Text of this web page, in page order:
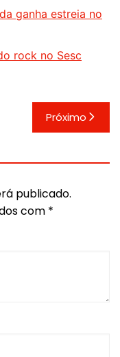
ganha estreia no
rock no Sesc
Próximo
publicado.
com *